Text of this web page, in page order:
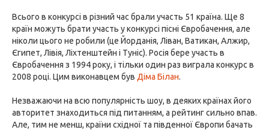
Всього в конкурсі в різний час брали участь 51 країна. Ще 8
країн можуть брати участь у конкурсі пісні Євробачення, але
ніколи цього не робили (це Йорданія, Ліван, Ватикан, Алжир,
Єгипет, Лівія, Ліхтенштейн і Туніс). Росія бере участь в
Євробачення з 1994 року, і тільки один раз виграла конкурс в
2008 році. Цим виконавцем був Діма Білан.
Незважаючи на всю популярність шоу, в деяких країнах його
авторитет знаходиться під питанням, а рейтинг сильно впав.
Але, тим не менш, країни східної та південної Європи бачать